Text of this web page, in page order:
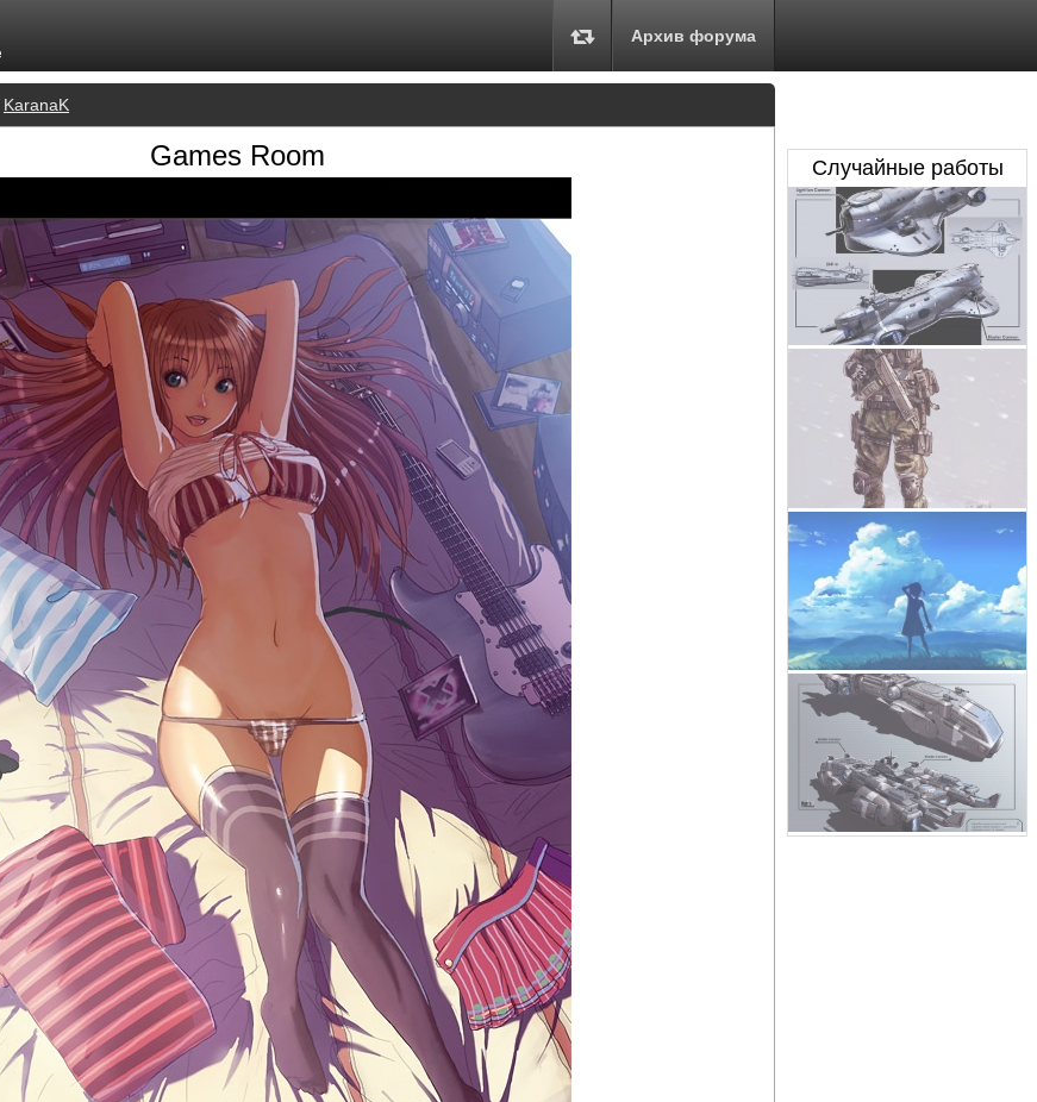
Архив форума
KaranaK
Games Room Случайные работы